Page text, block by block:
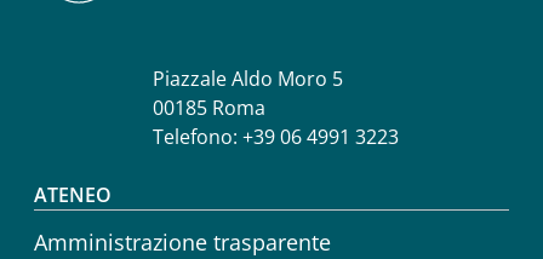
Piazzale Aldo Moro 5
00185 Roma
Telefono: +39 06 4991 3223
Footer menu
ATENEO
Amministrazione trasparente